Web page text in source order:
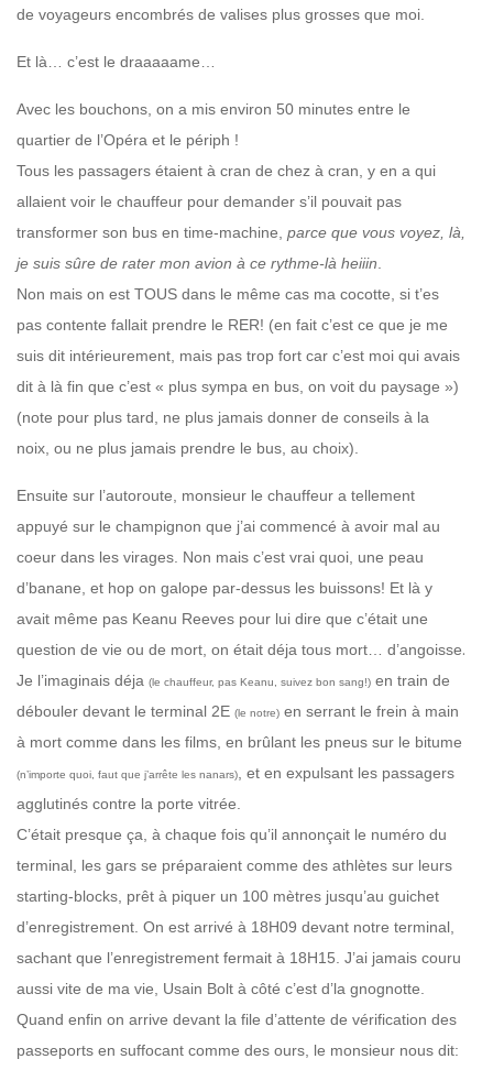
de voyageurs encombrés de valises plus grosses que moi.
Et là… c’est le draaaaame…
Avec les bouchons, on a mis environ 50 minutes entre le
quartier de l’Opéra et le périph !
Tous les passagers étaient à cran de chez à cran, y en a qui
allaient voir le chauffeur pour demander s’il pouvait pas
transformer son bus en time-machine, parce que vous voyez, là,
je suis sûre de rater mon avion à ce rythme-là heiiin
Non mais on est TOUS dans le même cas ma cocotte, si t’es
pas contente fallait prendre le RER! (en fait c’est ce que je me
suis dit intérieurement, mais pas trop fort car c’est moi qui avais
dit à là fin que c’est « plus sympa en bus, on voit du paysage »)
(note pour plus tard, ne plus jamais donner de conseils à la
noix, ou ne plus jamais prendre le bus, au choix).
Ensuite sur l’autoroute, monsieur le chauffeur a tellement
appuyé sur le champignon que j’ai commencé à avoir mal au
coeur dans les virages. Non mais c’est vrai quoi, une peau
d’banane, et hop on galope par-dessus les buissons! Et là y
avait même pas Keanu Reeves pour lui dire que c’était une
question de vie ou de mort, on était déja tous mort… d’angoisse.
Je l’imaginais déja (le chauffeur, pas Keanu, suivez bon sang!) en train de
débouler devant le terminal 2E (le notre) en serrant le frein à main
à mort comme dans les films, en brûlant les pneus sur le bitume
(n’importe quoi, faut que j’arrête les nanars)
, et en expulsant les passagers
agglutinés contre la porte vitrée.
C’était presque ça, à chaque fois qu’il annonçait le numéro du
terminal, les gars se préparaient comme des athlètes sur leurs
starting-blocks, prêt à piquer un 100 mètres jusqu’au guichet
d’enregistrement. On est arrivé à 18H09 devant notre terminal,
sachant que l’enregistrement fermait à 18H15. J’ai jamais couru
aussi vite de ma vie, Usain Bolt à côté c’est d’la gnognotte.
Quand enfin on arrive devant la file d’attente de vérification des
passeports en suffocant comme des ours, le monsieur nous dit: